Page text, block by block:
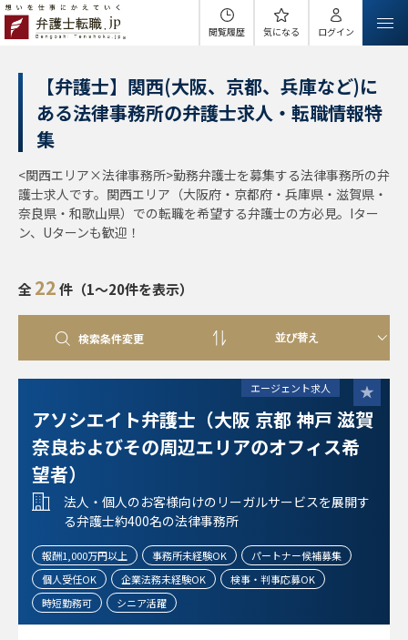
閲覧履歴 気になる ログイン
【弁護士】関西(大阪、京都、兵庫など)に
ある法律事務所の弁護士求人・転職情報特
集
<関西エリア×法律事務所>勤務弁護士を募集する法律事務所の弁
護士求人です。関西エリア（大阪府・京都府・兵庫県・滋賀県・
奈良県・和歌山県）での転職を希望する弁護士の方必見。Iター
ン、Uターンも歓迎！
全 22件（1～20件を表示）
検索条件変更
エージェント求人
アソシエイト弁護士（大阪 京都 神戸 滋賀
奈良およびその周辺エリアのオフィス希
望者）
法人・個人のお客様向けのリーガルサービスを展開す
る弁護士約400名の法律事務所
報酬1,000万円以上 事務所未経験OK
パートナー候補募集
個人受任OK
企業法務未経験OK
検事・判事応募OK
時短勤務可
シニア活躍